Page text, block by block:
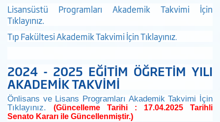
Lisansüstü Programları Akademik Takvimi İçin
Tıklayınız.
Tıp Fakültesi Akademik Takvimi İçin Tıklayınız.
2024 - 2025 EĞİTİM ÖĞRETİM YILI
AKADEMİK TAKVİMİ
Önlisans ve Lisans Programları Akademik Takvimi İçin
Tıklayınız. (Güncelleme Tarihi : 17.04.2025 Tarihli
Senato Kararı ile Güncellenmiştir.)